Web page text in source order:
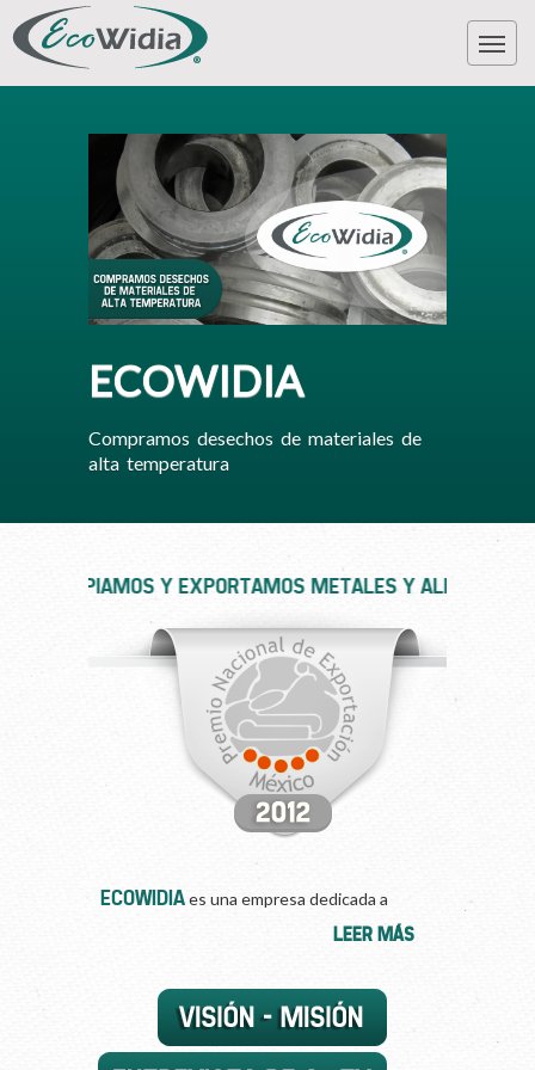
ECOWIDIA
Compramos desechos de materiales de
alta temperatura
y exportamos metales y aleaciones de
Ecowidiaes una empresa dedicada a
ofrecer los servicios de compra, recolección,
y aleaciones de alta temperatura como
Níquel, Cobalto, Molibdeno, Carburo de
Tungsteno, Titanio, etc. para su refinación y
LEER MÁS